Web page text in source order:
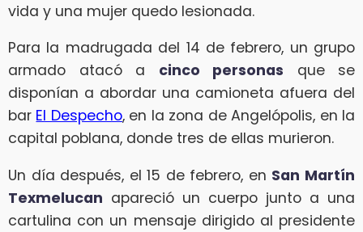
vida y una mujer quedo lesionada.
Para la madrugada del 14 de febrero, un grupo
armado atacó a cinco personas que se
disponían a abordar una camioneta afuera del
bar El Despecho, en la zona de Angelópolis, en la
capital poblana, donde tres de ellas murieron.
Un día después, el 15 de febrero, en San Martín
Texmelucan apareció un cuerpo junto a una
cartulina con un mensaje dirigido al presidente